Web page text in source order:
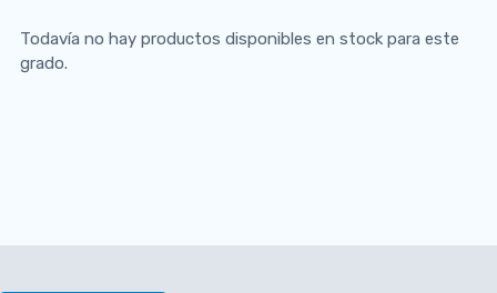
Todavía no hay productos disponibles en stock para este
grado.